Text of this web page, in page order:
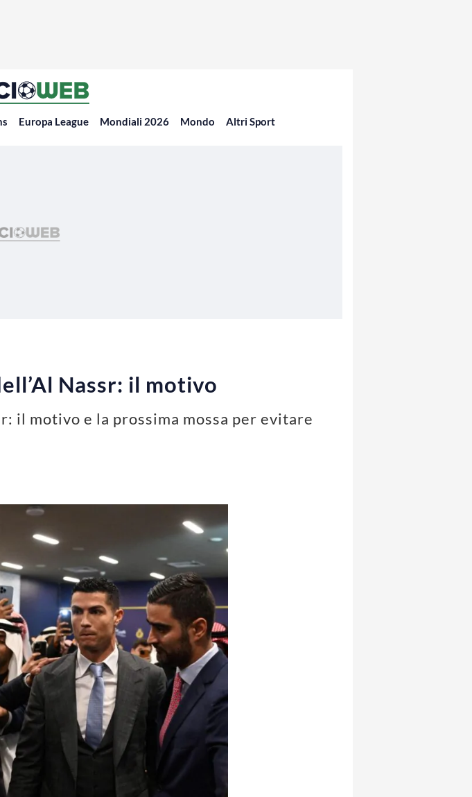
Europa League Mondiali 2026 Mondo Altri Sport
Nassr: il motivo
il motivo e la prossima mossa per evitare